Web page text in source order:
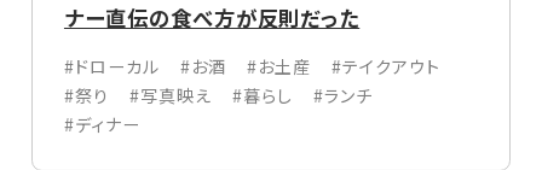
ナー直伝の食べ方が反則だった
#ドローカル #お酒 #お土産
#テイクアウト
#祭り
#写真映え #暮らし
#ランチ
#ディナー